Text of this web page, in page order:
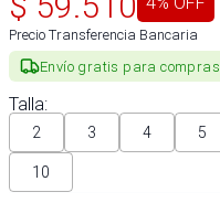
Precio Transferencia Bancaria
Envío gratis para
Talla:
2 3 4 5
10